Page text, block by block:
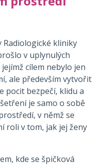
kliniky
v uplynulých
cílem nebylo jen
ale především vytvořit
pocit bezpečí, klidu a
je samo o sobě
v němž se
roli v tom, jak jej ženy
kde se špičková